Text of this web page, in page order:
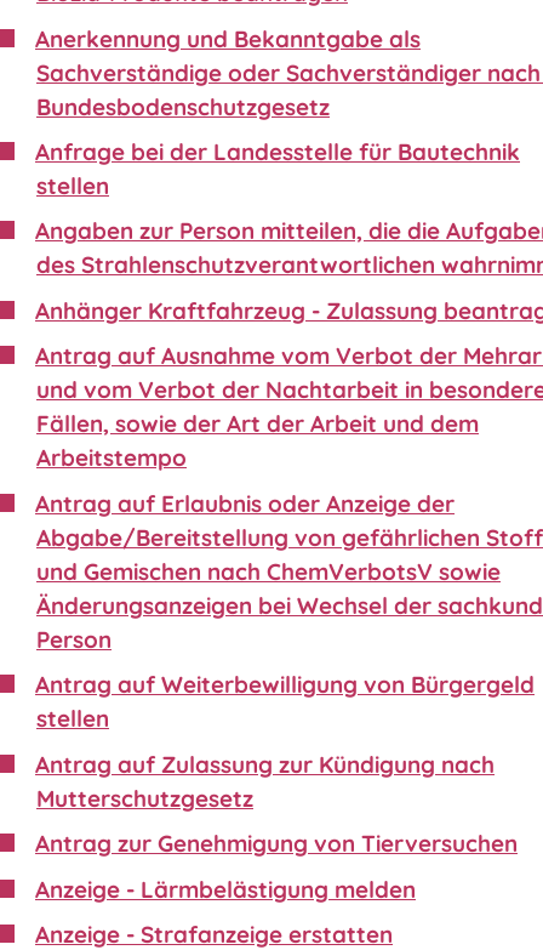
Anerkennung und Bekanntgabe als
Sachverständige oder Sachverständiger nach
Bundesbodenschutzgesetz
Anfrage bei der Landesstelle für Bautechnik
stellen
Angaben zur Person mitteilen, die die
des Strahlenschutzverantwortlichen
Anhänger Kraftfahrzeug - Zulassung
Antrag auf Ausnahme vom Verbot der
und vom Verbot der Nachtarbeit in
Fällen, sowie der Art der Arbeit und dem
Arbeitstempo
Antrag auf Erlaubnis oder Anzeige der
Abgabe/Bereitstellung von gefährlichen
und Gemischen nach ChemVerbotsV sowie
Änderungsanzeigen bei Wechsel der
Person
Antrag auf Weiterbewilligung von Bürgergeld
stellen
Antrag auf Zulassung zur Kündigung nach
Mutterschutzgesetz
Antrag zur Genehmigung von Tierversuchen
Anzeige - Lärmbelästigung melden
Anzeige - Strafanzeige erstatten